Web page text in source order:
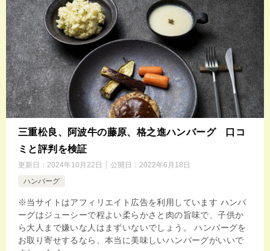
三重松良、阿波牛の藤原、格之進ハンバーグ 口コ
ミと評判を検証
更新日： 2024年10月22日 公開日： 2022年6月18日
ハンバーグ
※当サイトはアフィリエイト広告を利用しています ハンバ
ーグはジューシーで程よい柔らかさと肉の旨味で、子供か
ら大人まで嫌いな人はまずいないでしょう。 ハンバーグを
お取り寄せするなら、本当に美味しいハンバーグがいいで